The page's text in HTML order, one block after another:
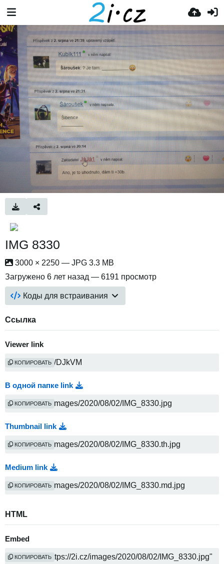
IMG 8330
3000 × 2250 — JPG 3.3 MB
Загружено 6 лет назад — 6191 просмотр
Коды для встраивания
Ссылка
Viewer link
КОПИРОВАТЬ
В одной папке link
КОПИРОВАТЬ
Thumbnail link
КОПИРОВАТЬ
Medium link
КОПИРОВАТЬ
HTML
Embed
КОПИРОВАТЬ